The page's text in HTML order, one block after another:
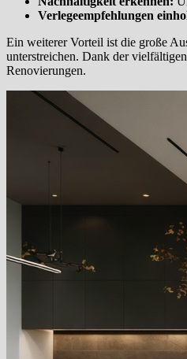
Verlegeempfehlungen
Ein weiterer Vorteil ist die große
unterstreichen. Dank der
Renovierungen.